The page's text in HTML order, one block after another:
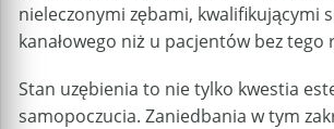
nieleczonymi zębami, kwalifikującymi
kanałowego niż u pacjentów bez tego
Stan uzębienia to nie tylko kwestia
samopoczucia. Zaniedbania w tym